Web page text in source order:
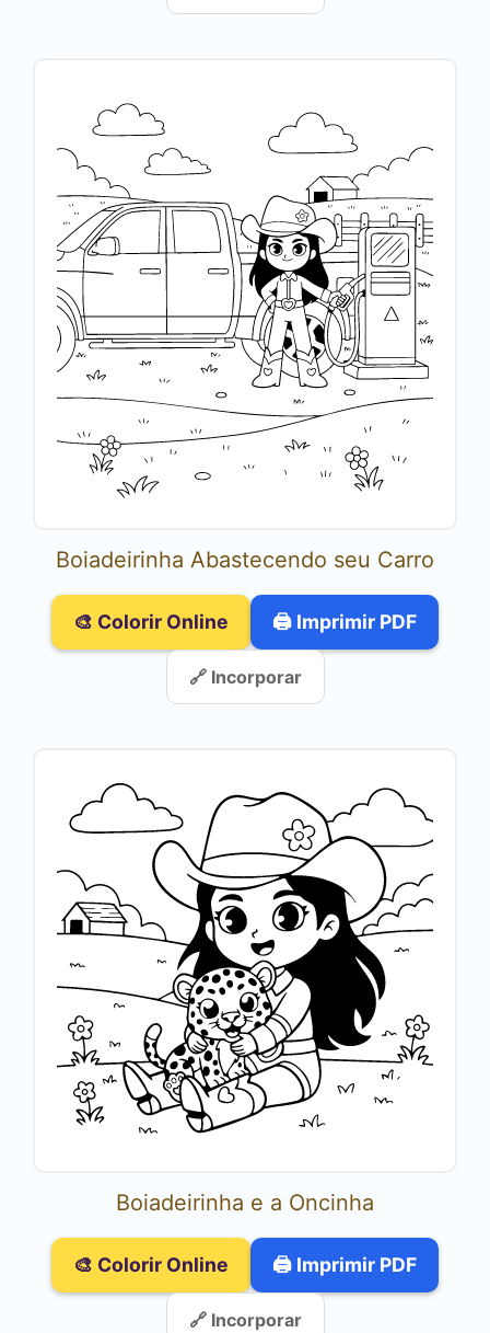
Boiadeirinha Abastecendo seu Carro
🎨 Colorir Online 🖨️ Imprimir PDF
🔗 Incorporar
Boiadeirinha e a Oncinha
🎨 Colorir Online 🖨️ Imprimir PDF
🔗 Incorporar